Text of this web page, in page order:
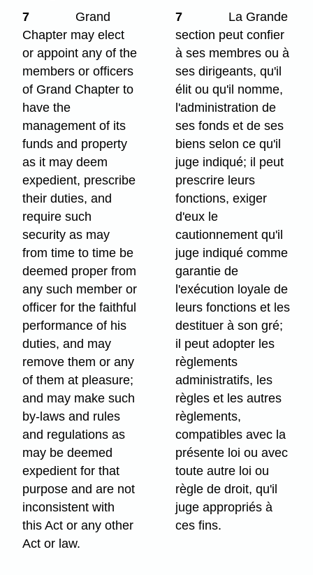
7
Grand
Chapter may elect
or appoint any of the
members or officers
of Grand Chapter to
have the
management of its
funds and property
as it may deem
expedient, prescribe
their duties, and
require such
security as may
from time to time be
deemed proper from
any such member or
officer for the faithful
performance of his
duties, and may
remove them or any
of them at pleasure;
and may make such
by-laws and rules
and regulations as
may be deemed
expedient for that
purpose and are not
inconsistent with
this Act or any other
Act or law.
7
La Grande
section peut confier
à ses membres ou à
ses dirigeants, qu'il
élit ou qu'il nomme,
l'administration de
ses fonds et de ses
biens selon ce qu'il
juge indiqué; il peut
prescrire leurs
fonctions, exiger
d'eux le
cautionnement qu'il
juge indiqué comme
garantie de
l'exécution loyale de
leurs fonctions et les
destituer à son gré;
il peut adopter les
règlements
administratifs, les
règles et les autres
règlements,
compatibles avec la
présente loi ou avec
toute autre loi ou
règle de droit, qu'il
juge appropriés à
ces fins.